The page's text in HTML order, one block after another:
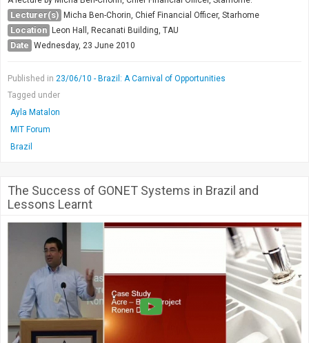
TAU General
SEARCH
Lecturer(s) Micha Ben-Chorin, Chief Financial Officer, Starhome
Location Leon Hall, Recanati Building, TAU
Date Wednesday, 23 June 2010
Published in 23/06/10 - Brazil: A Carnival of Opportunities
Tagged under
Ayla Matalon
MIT Forum
Brazil
The Success of GONET Systems in Brazil and
Lessons Learnt